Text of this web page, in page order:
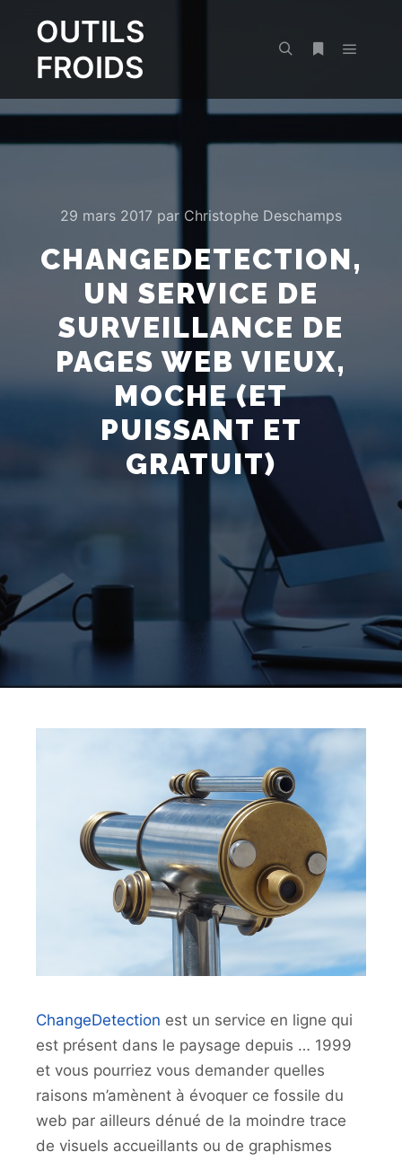
OUTILS
FROIDS
29 mars 2017 par Christophe Deschamps
CHANGEDETECTION,
UN SERVICE DE
SURVEILLANCE DE
PAGES WEB VIEUX,
MOCHE (ET
PUISSANT ET
GRATUIT)
ChangeDetection est un service en ligne qui
est présent dans le paysage depuis … 1999
et vous pourriez vous demander quelles
raisons m’amènent à évoquer ce fossile du
web par ailleurs dénué de la moindre trace
de visuels accueillants ou de graphismes